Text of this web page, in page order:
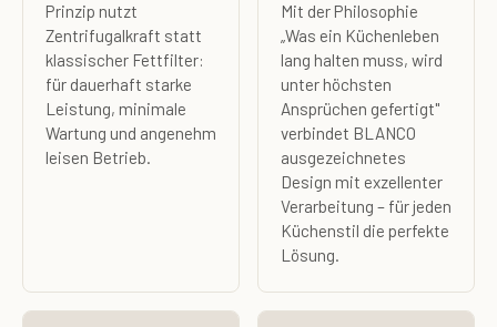
Prinzip nutzt
Zentrifugalkraft statt
klassischer Fettfilter:
für dauerhaft starke
Leistung, minimale
Wartung und angenehm
leisen Betrieb.
Mit der Philosophie
„Was ein Küchenleben
lang halten muss, wird
unter höchsten
Ansprüchen gefertigt"
verbindet BLANCO
ausgezeichnetes
Design mit exzellenter
Verarbeitung – für jeden
Küchenstil die perfekte
Lösung.